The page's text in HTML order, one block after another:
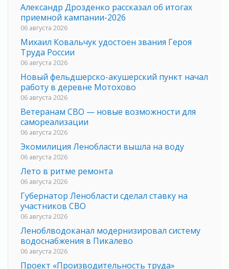
Александр Дрозденко рассказал об итогах
приемной кампании-2026
06 августа 2026
Михаил Ковальчук удостоен звания Героя
Труда России
06 августа 2026
Новый фельдшерско-акушерский пункт начал
работу в деревне Мотохово
06 августа 2026
Ветеранам СВО — новые возможности для
самореализации
06 августа 2026
Экомилиция Ленобласти вышла на воду
06 августа 2026
Лето в ритме ремонта
06 августа 2026
Губернатор Ленобласти сделал ставку на
участников СВО
06 августа 2026
Леноблводоканал модернизировал систему
водоснабжения в Пикалево
06 августа 2026
Проект «Производительность труда»